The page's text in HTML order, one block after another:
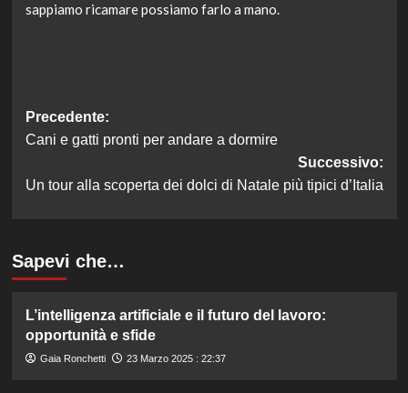
sappiamo ricamare possiamo farlo a mano.
Navigazione
articolo
Precedente:
Cani e gatti pronti per andare a dormire
Successivo:
Un tour alla scoperta dei dolci di Natale più tipici d’Italia
Sapevi che…
L’intelligenza artificiale e il futuro del lavoro:
opportunità e sfide
Gaia Ronchetti 23 Marzo 2025 : 22:37